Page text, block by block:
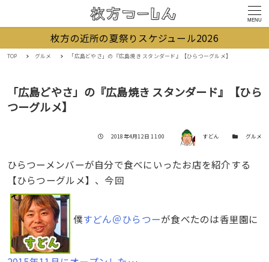
MENU
枚方の近所の夏祭りスケジュール2026
TOP グルメ 「広島どやさ」の『広島焼き スタンダード』【ひらつーグルメ】
「広島どやさ」の『広島焼き スタンダード』【ひら
つーグルメ】
投稿日
2018年4月12日 11:00 著者 すどん カテゴリー
グルメ
ひらつーメンバーが自分で食べにいったお店を紹介する
【ひらつーグルメ】、今回
僕すどん＠ひらつーが食べたのは香里園に